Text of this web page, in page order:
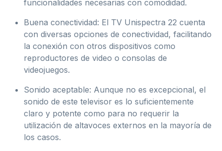
funcionalidades necesarias con comodidad.
Buena conectividad: El TV Unispectra 22 cuenta
con diversas opciones de conectividad, facilitando
la conexión con otros dispositivos como
reproductores de video o consolas de
videojuegos.
Sonido aceptable: Aunque no es excepcional, el
sonido de este televisor es lo suficientemente
claro y potente como para no requerir la
utilización de altavoces externos en la mayoría de
los casos.